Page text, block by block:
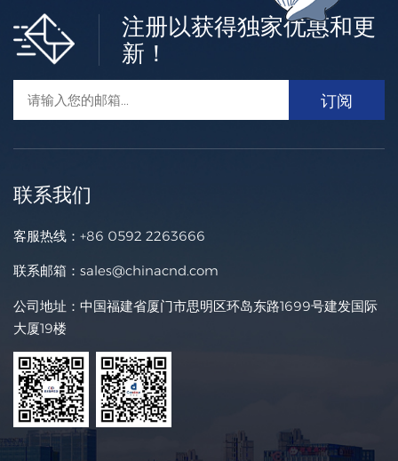
注册以获得独家优惠和更
新！
联系我们
客服热线： +86 0592 2263666
联系邮箱： sales@chinacnd.com
公司地址：中国福建省厦门市思明区环岛东路1699号建发国际
大厦19楼